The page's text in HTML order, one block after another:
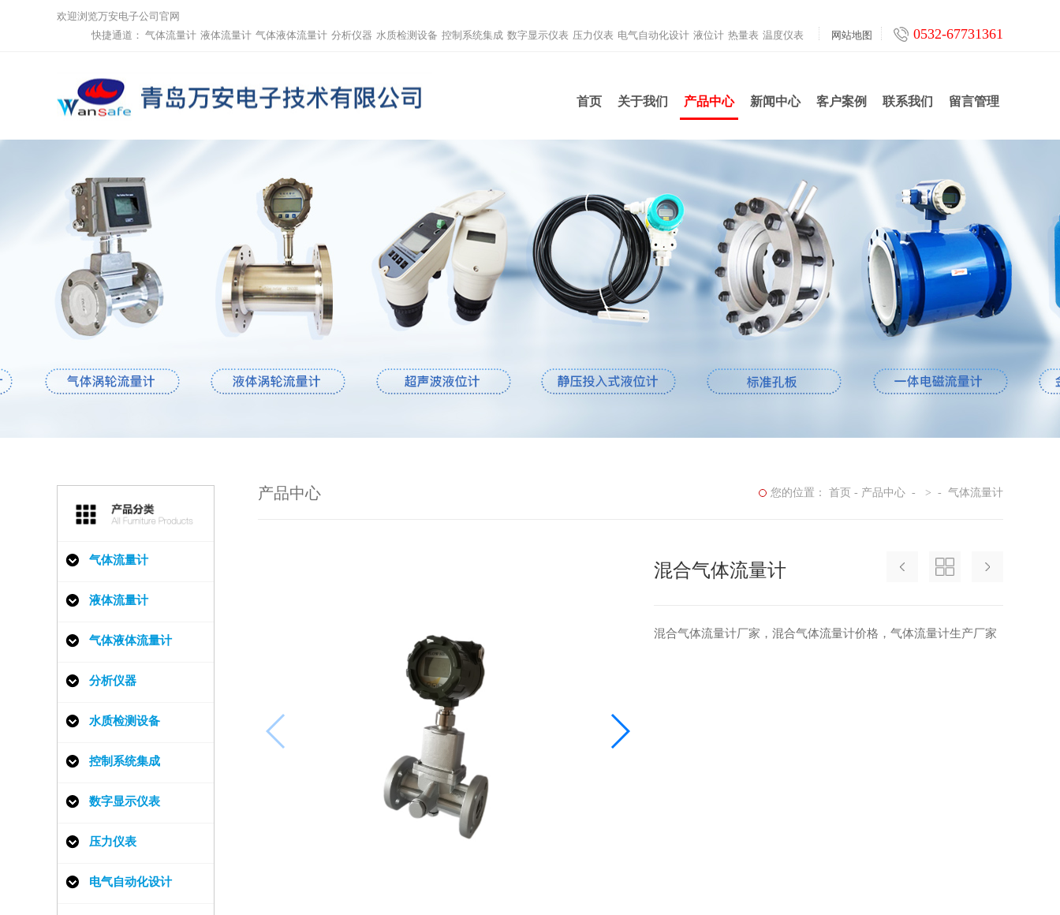
欢迎浏览万安电子公司官网
快捷通道： 气体流量计 液体流量计 气体液体流量计 分析仪器 水质检测设备 控制系统集成 数字显示仪表 压力仪表 电气自动化设计 液位计 热量表 温度仪表 网站地图 0532-67731361
首页 关于我们 产品中心 新闻中心 客户案例 联系我们 留言管理
气体流量计
液体流量计
气体液体流量计
分析仪器
水质检测设备
控制系统集成
数字显示仪表
压力仪表
电气自动化设计
产品中心 您的位置： 首页 - 产品中心 - > - 气体流量计
混合气体流量计
混合气体流量计厂家，混合气体流量计价格，气体流量计生产厂家